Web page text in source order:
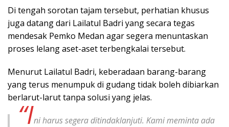
Di tengah sorotan tajam tersebut, perhatian khusus
juga datang dari Lailatul Badri yang secara tegas
mendesak Pemko Medan agar segera menuntaskan
proses lelang aset-aset terbengkalai tersebut.
Menurut Lailatul Badri, keberadaan barang-barang
yang terus menumpuk di gudang tidak boleh dibiarkan
berlarut-larut tanpa solusi yang jelas.
“Ini harus segera ditindaklanjuti. Kami meminta ada